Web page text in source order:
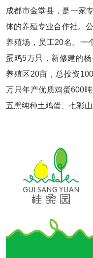
成都市金堂县，是一家
体的养殖专业合作社。
养殖场，员工20名。一
蛋鸡5万只，新修建的
养殖区20亩，总投资
万只年产优质鸡蛋600
五黑纯种土鸡蛋、七彩